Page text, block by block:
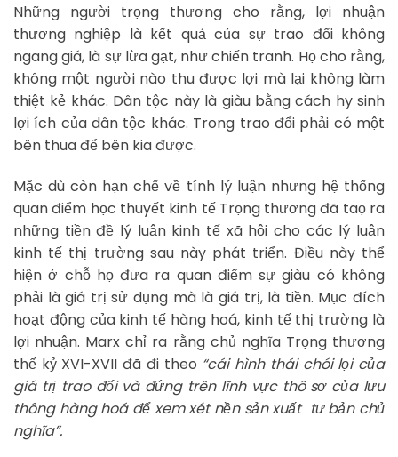
Những người trọng thương cho rằng, lợi nhuận
thương nghiệp là kết quả của sự trao đổi không
ngang giá, là sự lừa gạt, như chiến tranh. Họ cho rằng,
không một người nào thu được lợi mà lại không làm
thiệt kẻ khác. Dân tộc này là giàu bằng cách hy sinh
lợi ích của dân tộc khác. Trong trao đổi phải có một
bên thua để bên kia được.
Mặc dù còn hạn chế về tính lý luận nhưng hệ thống
quan điểm học thuyết kinh tế Trọng thương đã taọ ra
những tiền đề lý luận kinh tế xã hội cho các lý luận
kinh tế thị trường sau này phát triển. Điều này thể
hiện ở chỗ họ đưa ra quan điểm sự giàu có không
phải là giá trị sử dụng mà là giá trị, là tiền. Mục đích
hoạt động của kinh tế hàng hoá, kinh tế thị trường là
lợi nhuận. Marx chỉ ra rằng chủ nghĩa Trọng thương
thế kỷ XVI-XVII đã đi theo “cái hình thái chói lọi của
giá trị trao đổi và đứng trên lĩnh vực thô sơ của lưu
thông hàng hoá để xem xét nền sản xuất tư bản chủ
nghĩa”.